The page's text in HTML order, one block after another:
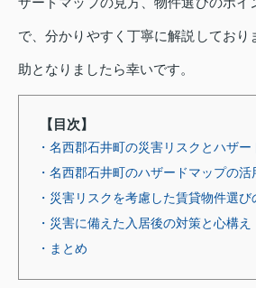
で、分かりやすく丁寧に解説しており
助となりましたら幸いです。
【目次】
・名西郡石井町の災害リスクとハザ
・名西郡石井町のハザードマップの活
・災害リスクを考慮した賃貸物件選び
・災害に備えた入居後の対策と心構え
・まとめ